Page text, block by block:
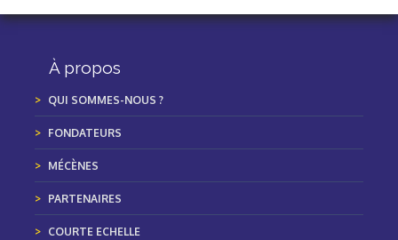
À propos
QUI SOMMES-NOUS ?
FONDATEURS
MÉCÈNES
PARTENAIRES
COURTE ECHELLE